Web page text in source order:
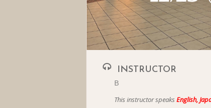
INSTRUCTOR
B
This instructor speaks English,